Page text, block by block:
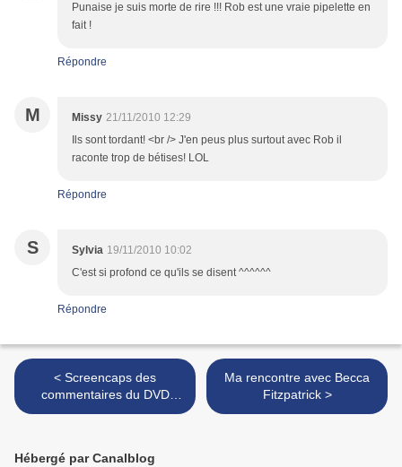
Punaise je suis morte de rire !!! Rob est une vraie pipelette en
fait !
Répondre
M Missy 21/11/2010 12:29
Ils sont tordant! <br /> J'en peus plus surtout avec Rob il
raconte trop de bétises! LOL
Répondre
S Sylvia 19/11/2010 10:02
C'est si profond ce qu'ils se disent ^^^^^^
Répondre
< Screencaps des
commentaires du DVD
d'Eclipse par Rob et Kris -
Ma rencontre avec Becca
Fitzpatrick >
Hébergé par Canalblog